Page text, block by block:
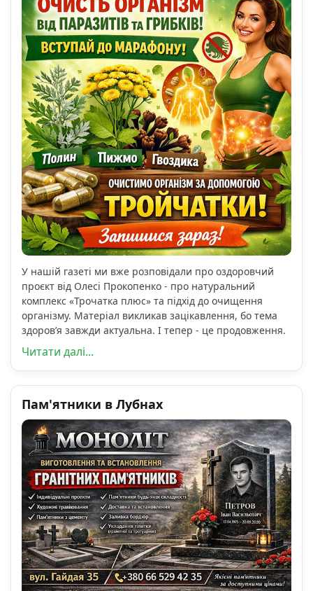
У нашій газеті ми вже розповідали про оздоровчий
проєкт від Олесі Прокопенко - про натуральний
комплекс «Трочатка плюс» та підхід до очищення
організму. Матеріал викликав зацікавлення, бо тема
здоров’я завжди актуальна. І тепер - це продовження.
Читати далі...
Пам'ятники в Лубнах